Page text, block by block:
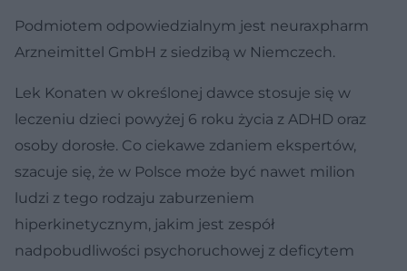
Podmiotem odpowiedzialnym jest neuraxpharm
Arzneimittel GmbH z siedzibą w Niemczech.
Lek Konaten w określonej dawce stosuje się w
leczeniu dzieci powyżej 6 roku życia z ADHD oraz
osoby dorosłe. Co ciekawe zdaniem ekspertów,
szacuje się, że w Polsce może być nawet milion
ludzi z tego rodzaju zaburzeniem
hiperkinetycznym, jakim jest zespół
nadpobudliwości psychoruchowej z deficytem